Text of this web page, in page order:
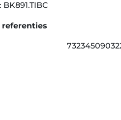
referenties